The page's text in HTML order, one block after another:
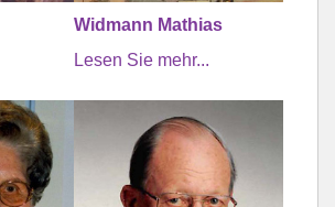
Widmann Mathias
Lesen Sie mehr...